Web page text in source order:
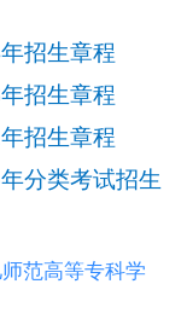
招生章程
招生章程
招生章程
分类考试招生
范高等专科学